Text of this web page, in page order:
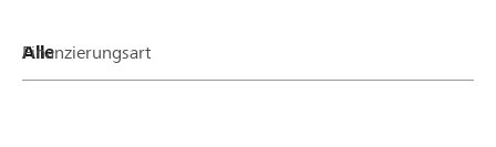
Finanzierungsart